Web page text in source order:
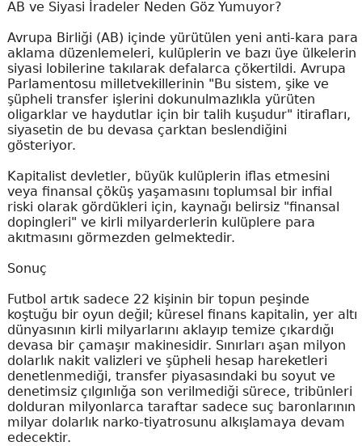
AB ve Siyasi İradeler Neden Göz Yumuyor?
Avrupa Birliği (AB) içinde yürütülen yeni anti-kara para
aklama düzenlemeleri, kulüplerin ve bazı üye ülkelerin
siyasi lobilerine takılarak defalarca çökertildi. Avrupa
Parlamentosu milletvekillerinin "Bu sistem, şike ve
şüpheli transfer işlerini dokunulmazlıkla yürüten
oligarklar ve haydutlar için bir talih kuşudur" itirafları,
siyasetin de bu devasa çarktan beslendiğini
gösteriyor.
Kapitalist devletler, büyük kulüplerin iflas etmesini
veya finansal çöküş yaşamasını toplumsal bir infial
riski olarak gördükleri için, kaynağı belirsiz "finansal
dopingleri" ve kirli milyarderlerin kulüplere para
akıtmasını görmezden gelmektedir.
Sonuç
Futbol artık sadece 22 kişinin bir topun peşinde
koştuğu bir oyun değil; küresel finans kapitalin, yer altı
dünyasının kirli milyarlarını aklayıp temize çıkardığı
devasa bir çamaşır makinesidir. Sınırları aşan milyon
dolarlık nakit valizleri ve şüpheli hesap hareketleri
denetlenmediği, transfer piyasasındaki bu soyut ve
denetimsiz çılgınlığa son verilmediği sürece, tribünleri
dolduran milyonlarca taraftar sadece suç baronlarının
milyar dolarlık narko-tiyatrosunu alkışlamaya devam
edecektir.